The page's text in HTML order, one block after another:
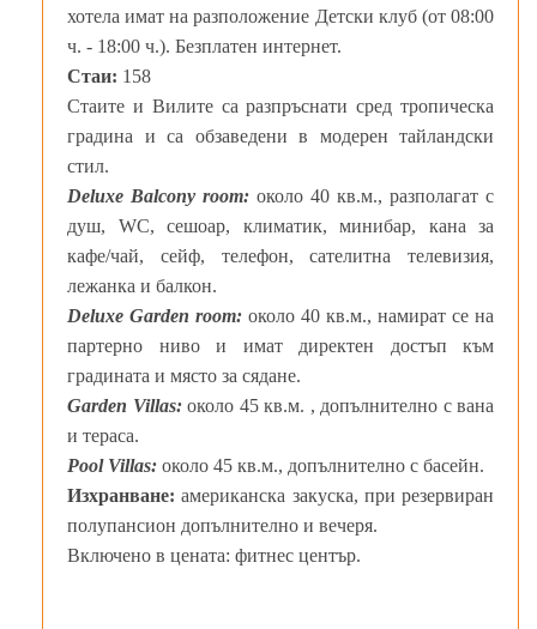
хотела имат на разположение Детски клуб (от 08:00
ч. - 18:00 ч.). Безплатен интернет.
Стаи: 158
Стаите и Вилите са разпръснати сред тропическа
градина и са обзаведени в модерен тайландски
стил.
Deluxe Balcony room: около 40 кв.м., разполагат с
душ, WC, сешоар, климатик, минибар, кана за
кафе/чай, сейф, телефон, сателитна телевизия,
лежанка и балкон.
Deluxe Garden room: около 40 кв.м., намират се на
партерно ниво и имат директен достъп към
градината и място за сядане.
Garden Villas: около 45 кв.м. , допълнително с вана
и тераса.
Pool Villas: около 45 кв.м., допълнително с басейн.
Изхранване:американска закуска, при резервиран
полупансион допълнително и вечеря.
Включено в цената: фитнес център.